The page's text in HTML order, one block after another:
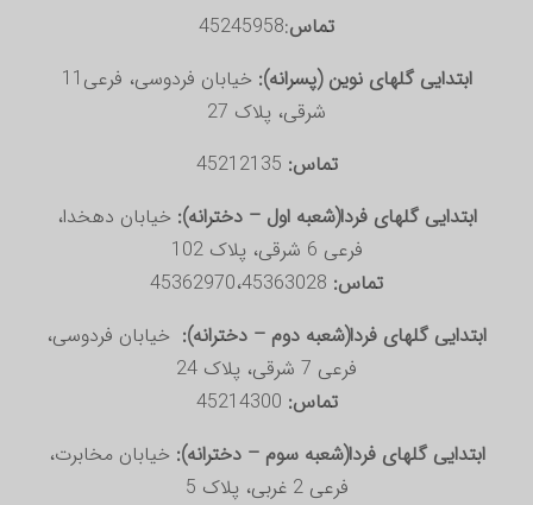
تماس:45245958
ابتدایی گلهای نوین (پسرانه):
خیابان فردوسی، فرعی11
شرقی، پلاک 27
تماس:
ابتدایی گلهای فردا(شعبه اول – دخترانه): خیابان دهخدا،
فرعی 6 شرقی، پلاک 102
تماس:
ابتدایی گلهای فردا(شعبه دوم – دخترانه): خیابان فردوسی،
فرعی 7 شرقی، پلاک 24
تماس: 45214300
ابتدایی گلهای فردا(شعبه سوم – دخترانه): خیابان مخابرت،
فرعی 2 غربی، پلاک 5